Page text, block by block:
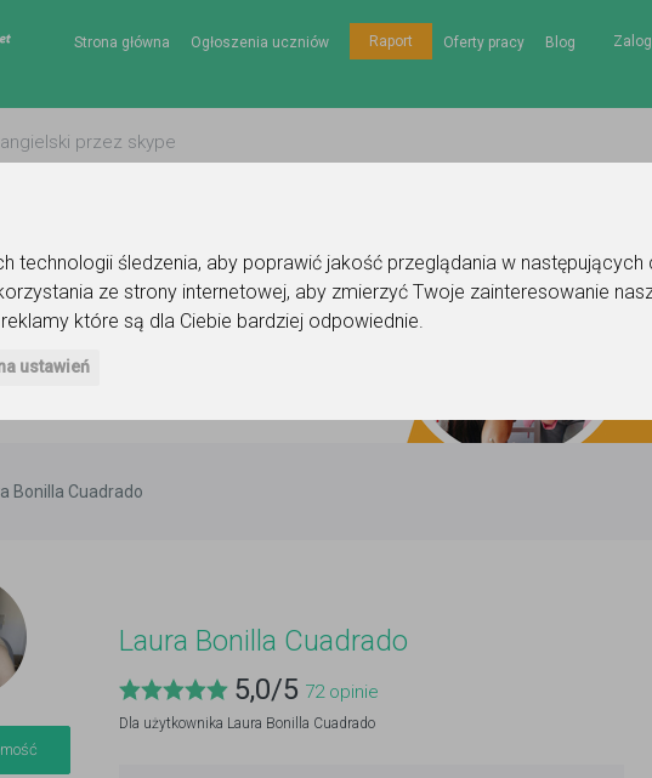
technologii śledzenia, aby poprawić jakość przeglądania w
ze strony internetowej, aby zmierzyć Twoje zainteresowanie
które są dla Ciebie bardziej odpowiednie.
ustawień
Strona główna Ogłoszenia uczniów Raport Oferty pracy Blog
Bonilla Cuadrado
Laura Bonilla Cuadrado
5,0/5 72opinie
Dla użytkownika Laura Bonilla Cuadrado